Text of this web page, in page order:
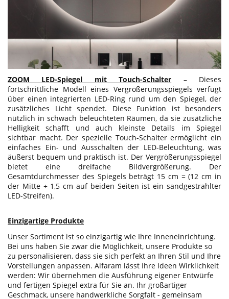
ZOOM LED-Spiegel mit Touch-Schalter – Dieses
fortschrittliche Modell eines Vergrößerungsspiegels verfügt
über einen integrierten LED-Ring rund um den Spiegel, der
zusätzliches Licht spendet. Diese Funktion ist besonders
nützlich in schwach beleuchteten Räumen, da sie zusätzliche
Helligkeit schafft und auch kleinste Details im Spiegel
sichtbar macht. Der spezielle Touch-Schalter ermöglicht ein
einfaches Ein- und Ausschalten der LED-Beleuchtung, was
äußerst bequem und praktisch ist. Der Vergrößerungsspiegel
bietet eine dreifache Bildvergrößerung. Der
Gesamtdurchmesser des Spiegels beträgt 15 cm = (12 cm in
der Mitte + 1,5 cm auf beiden Seiten ist ein sandgestrahlter
LED-Streifen).
Einzigartige Produkte
Unser Sortiment ist so einzigartig wie Ihre Inneneinrichtung.
Bei uns haben Sie zwar die Möglichkeit, unsere Produkte so
zu personalisieren, dass sie sich perfekt an Ihren Stil und Ihre
Vorstellungen anpassen. Alfaram lässt Ihre Ideen Wirklichkeit
werden: Wir übernehmen die Ausführung eigener Entwürfe
und fertigen Spiegel extra für Sie an. Ihr großartiger
Geschmack, unsere handwerkliche Sorgfalt - gemeinsam